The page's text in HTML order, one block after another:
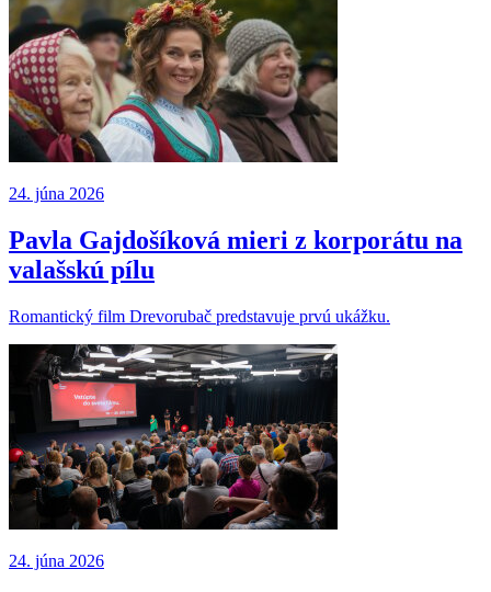
24. júna 2026
Pavla Gajdošíková mieri z korporátu na
valašskú pílu
Romantický film Drevorubač predstavuje prvú ukážku.
24. júna 2026